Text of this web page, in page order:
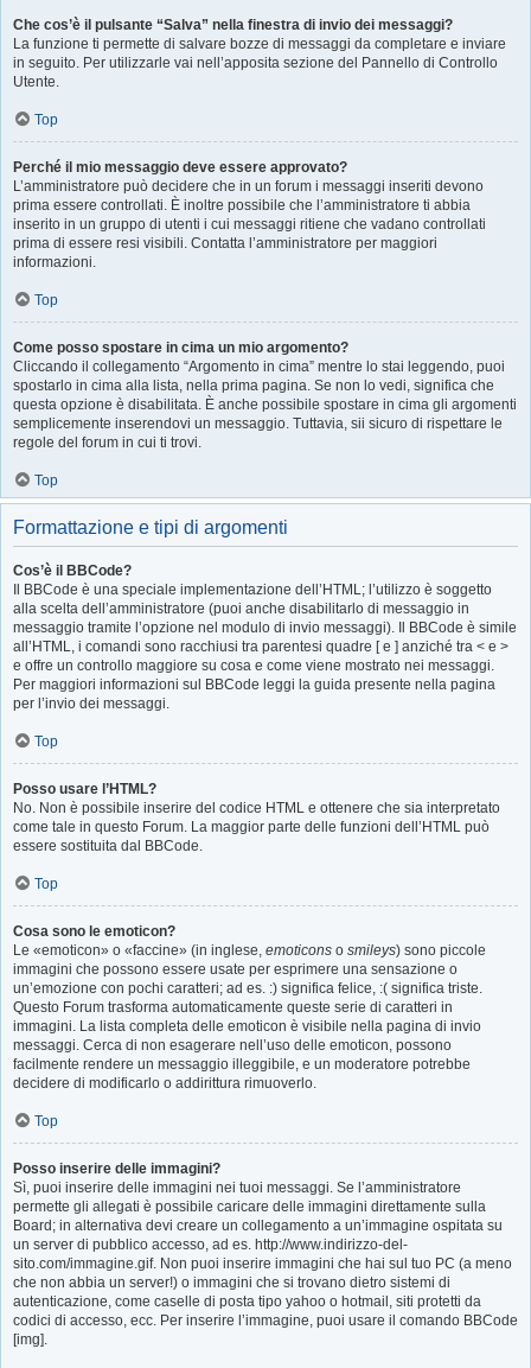
Che cos’è il pulsante “Salva” nella finestra di invio dei messaggi?
La funzione ti permette di salvare bozze di messaggi da completare e inviare
in seguito. Per utilizzarle vai nell’apposita sezione del Pannello di Controllo
Utente.
Top
Perché il mio messaggio deve essere approvato?
L’amministratore può decidere che in un forum i messaggi inseriti devono
prima essere controllati. È inoltre possibile che l’amministratore ti abbia
inserito in un gruppo di utenti i cui messaggi ritiene che vadano controllati
prima di essere resi visibili. Contatta l’amministratore per maggiori
informazioni.
Top
Come posso spostare in cima un mio argomento?
Cliccando il collegamento “Argomento in cima” mentre lo stai leggendo, puoi
spostarlo in cima alla lista, nella prima pagina. Se non lo vedi, significa che
questa opzione è disabilitata. È anche possibile spostare in cima gli argomenti
semplicemente inserendovi un messaggio. Tuttavia, sii sicuro di rispettare le
regole del forum in cui ti trovi.
Top
Formattazione e tipi di argomenti
Cos’è il BBCode?
Il BBCode è una speciale implementazione dell’HTML; l’utilizzo è soggetto
alla scelta dell’amministratore (puoi anche disabilitarlo di messaggio in
messaggio tramite l’opzione nel modulo di invio messaggi). Il BBCode è simile
all’HTML, i comandi sono racchiusi tra parentesi quadre [ e ] anziché tra < e >
e offre un controllo maggiore su cosa e come viene mostrato nei messaggi.
Per maggiori informazioni sul BBCode leggi la guida presente nella pagina
per l’invio dei messaggi.
Top
Posso usare l’HTML?
No. Non è possibile inserire del codice HTML e ottenere che sia interpretato
come tale in questo Forum. La maggior parte delle funzioni dell’HTML può
essere sostituita dal BBCode.
Top
Cosa sono le emoticon?
Le «emoticon» o «faccine» (in inglese, emoticons o smileys) sono piccole
immagini che possono essere usate per esprimere una sensazione o
un’emozione con pochi caratteri; ad es. :) significa felice, :( significa triste.
Questo Forum trasforma automaticamente queste serie di caratteri in
immagini. La lista completa delle emoticon è visibile nella pagina di invio
messaggi. Cerca di non esagerare nell’uso delle emoticon, possono
facilmente rendere un messaggio illeggibile, e un moderatore potrebbe
decidere di modificarlo o addirittura rimuoverlo.
Top
Posso inserire delle immagini?
Sì, puoi inserire delle immagini nei tuoi messaggi. Se l’amministratore
permette gli allegati è possibile caricare delle immagini direttamente sulla
Board; in alternativa devi creare un collegamento a un’immagine ospitata su
un server di pubblico accesso, ad es. http://www.indirizzo-del-
sito.com/immagine.gif. Non puoi inserire immagini che hai sul tuo PC (a meno
che non abbia un server!) o immagini che si trovano dietro sistemi di
autenticazione, come caselle di posta tipo yahoo o hotmail, siti protetti da
codici di accesso, ecc. Per inserire l’immagine, puoi usare il comando BBCode
[img].